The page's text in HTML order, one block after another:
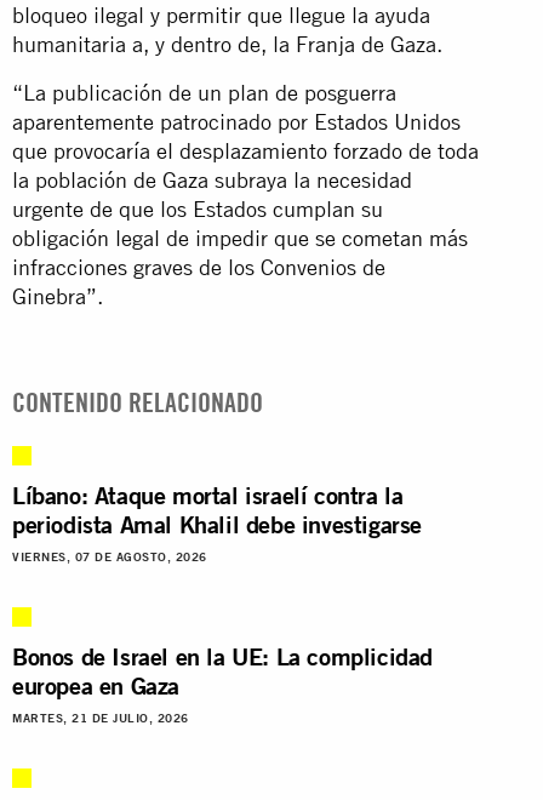
bloqueo ilegal y permitir que llegue la ayuda
humanitaria a, y dentro de, la Franja de Gaza.
“La publicación de un plan de posguerra
aparentemente patrocinado por Estados Unidos
que provocaría el desplazamiento forzado de toda
la población de Gaza subraya la necesidad
urgente de que los Estados cumplan su
obligación legal de impedir que se cometan más
infracciones graves de los Convenios de
Ginebra”.
CONTENIDO RELACIONADO
Líbano: Ataque mortal israelí contra la
periodista Amal Khalil debe investigarse
VIERNES, 07 DE AGOSTO, 2026
Bonos de Israel en la UE: La complicidad
europea en Gaza
MARTES, 21 DE JULIO, 2026